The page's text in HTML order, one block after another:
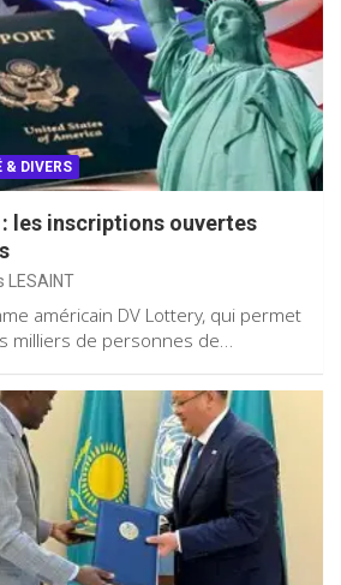
& DIVERS
les inscriptions ouvertes
LESAINT
américain DV Lottery, qui permet
milliers de personnes de…